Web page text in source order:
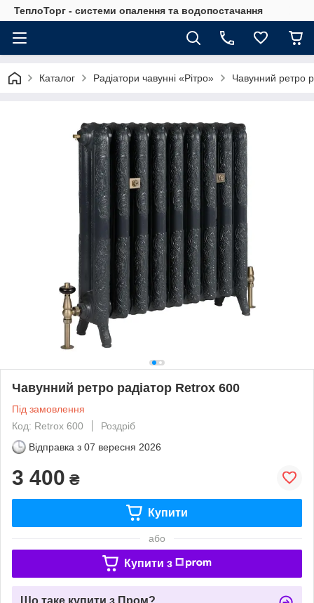
ТеплоТорг - системи опалення та водопостачання
Каталог Радіатори чавунні «Рітро» Чавунний ретро
Чавунний ретро радіатор Retrox 600
Під замовлення
Код: Retrox 600
Роздріб
Відправка з 07 вересня 2026
3 400 ₴
Купити
або
Купити з
Що таке купити з Пром?